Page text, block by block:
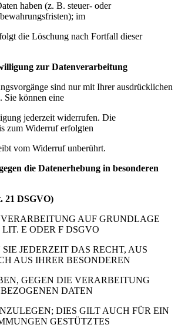
haben (z. B. steuer- oder
im
die Löschung nach Fortfall dieser
zur Datenverarbeitung
sind nur mit Ihrer ausdrücklichen
können eine
jederzeit widerrufen. Die
zum Widerruf erfolgten
vom Widerruf unberührt.
die Datenerhebung in besonderen
21 DSGVO)
AUF GRUNDLAGE
E ODER F DSGVO
JEDERZEIT DAS RECHT, AUS
AUS IHRER BESONDEREN
GEGEN DIE VERARBEITUNG
DATEN
DIES GILT AUCH FÜR EIN
GESTÜTZTES